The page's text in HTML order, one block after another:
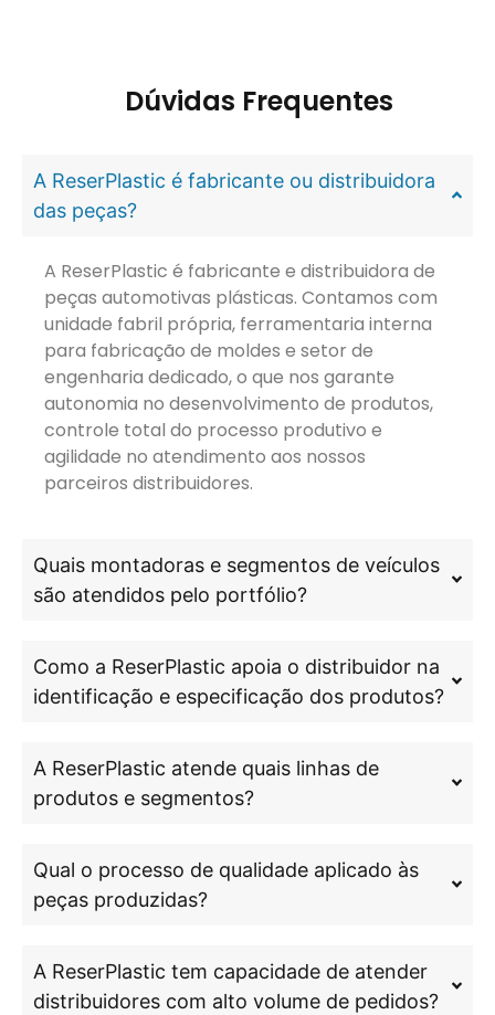
Dúvidas Frequentes
A ReserPlastic é fabricante ou distribuidora
das peças?
A ReserPlastic é fabricante e distribuidora de
peças automotivas plásticas. Contamos com
unidade fabril própria, ferramentaria interna
para fabricação de moldes e setor de
engenharia dedicado, o que nos garante
autonomia no desenvolvimento de produtos,
controle total do processo produtivo e
agilidade no atendimento aos nossos
parceiros distribuidores.
Quais montadoras e segmentos de veículos
são atendidos pelo portfólio?
Como a ReserPlastic apoia o distribuidor na
identificação e especificação dos produtos?
A ReserPlastic atende quais linhas de
produtos e segmentos?
Qual o processo de qualidade aplicado às
peças produzidas?
A ReserPlastic tem capacidade de atender
distribuidores com alto volume de pedidos?